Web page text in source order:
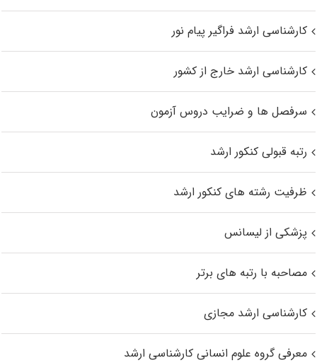
کارشناسی ارشد فراگیر پیام نور
کارشناسی ارشد خارج از کشور
سرفصل ها و ضرایب دروس آزمون
رتبه قبولی کنکور ارشد
ظرفیت رشته های کنکور ارشد
پزشکی از لیسانس
مصاحبه با رتبه های برتر
کارشناسی ارشد مجازی
معرفی گروه علوم انسانی کارشناسی ارشد